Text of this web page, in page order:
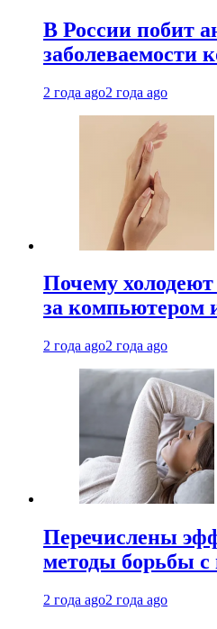
В России побит
заболеваемости
2 года ago2 года ago
Почему
за компьютером
2 года ago2 года ago
Перечислены
методы борьбы с
2 года ago2 года ago